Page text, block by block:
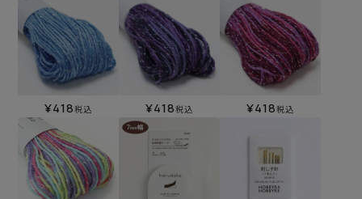
¥418税込 ¥418税込 ¥418税込